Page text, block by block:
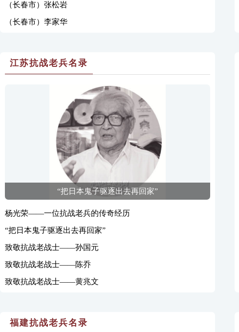
（长春市）张松岩
（长春市）李家华
江苏抗战老兵名录
“把日本鬼子驱逐出去再回家”
杨光荣——一位抗战老兵的传奇经历
“把日本鬼子驱逐出去再回家”
致敬抗战老战士——孙国元
致敬抗战老战士——陈乔
致敬抗战老战士——黄兆文
福建抗战老兵名录